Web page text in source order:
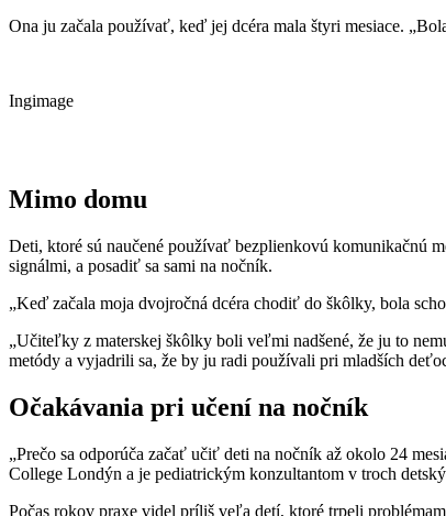
Ona ju začala používať, keď jej dcéra mala štyri mesiace.
Ingimage
Mimo domu
Deti, ktoré sú naučené používať bezplienkovú komunikačnú
signálmi, a posadiť sa sami na nočník.
„Keď začala moja dvojročná dcéra chodiť do škôlky, bola
„Učiteľky z materskej škôlky boli veľmi nadšené, že ju to
metódy a vyjadrili sa, že by ju radi používali pri mladších
Očakávania pri učení na nočník
„Prečo sa odporúča začať učiť deti na nočník až okolo 24
College Londýn a je pediatrickým konzultantom v troch
Počas rokov praxe videl príliš veľa detí, ktoré trpeli